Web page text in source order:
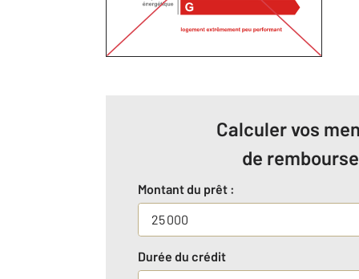
Calculer vos
de
Montant du prêt :
Durée du crédit